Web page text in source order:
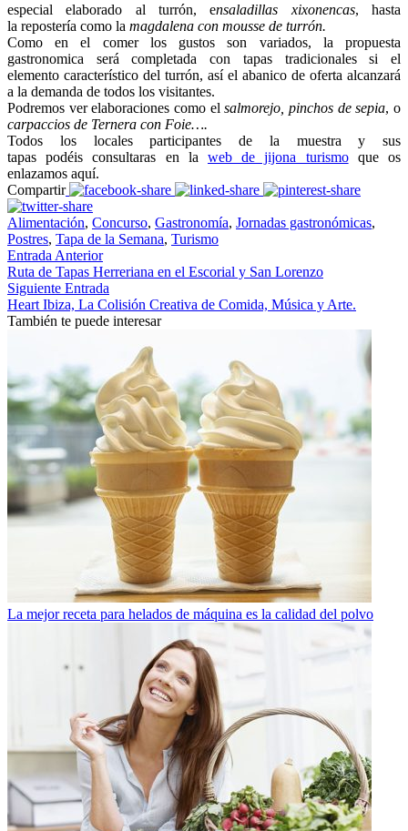
especial elaborado al turrón, ensaladillas xixonencas, hasta
la repostería como la magdalena con mousse de turrón.
Como en el comer los gustos son variados, la propuesta
gastronomica será completada con tapas tradicionales si el
elemento característico del turrón, así el abanico de oferta alcanzará
a la demanda de todos los visitantes.
Podremos ver elaboraciones como elsalmorejo, pinchos de sepia, o
carpaccios de Ternera con Foie….
Todos los locales participantes de la muestra y sus
tapas podéis consultaras en la web de jijona turismoque os
enlazamos aquí.
Compartir
Alimentación, Concurso, Gastronomía, Jornadas gastronómicas,
Postres, Tapa de la Semana, Turismo
Entrada Anterior
Ruta de Tapas Herreriana en el Escorial y San Lorenzo
Siguiente Entrada
Heart Ibiza, La Colisión Creativa de Comida, Música y Arte.
También te puede interesar
La mejor receta para helados de máquina es la calidad del polvo